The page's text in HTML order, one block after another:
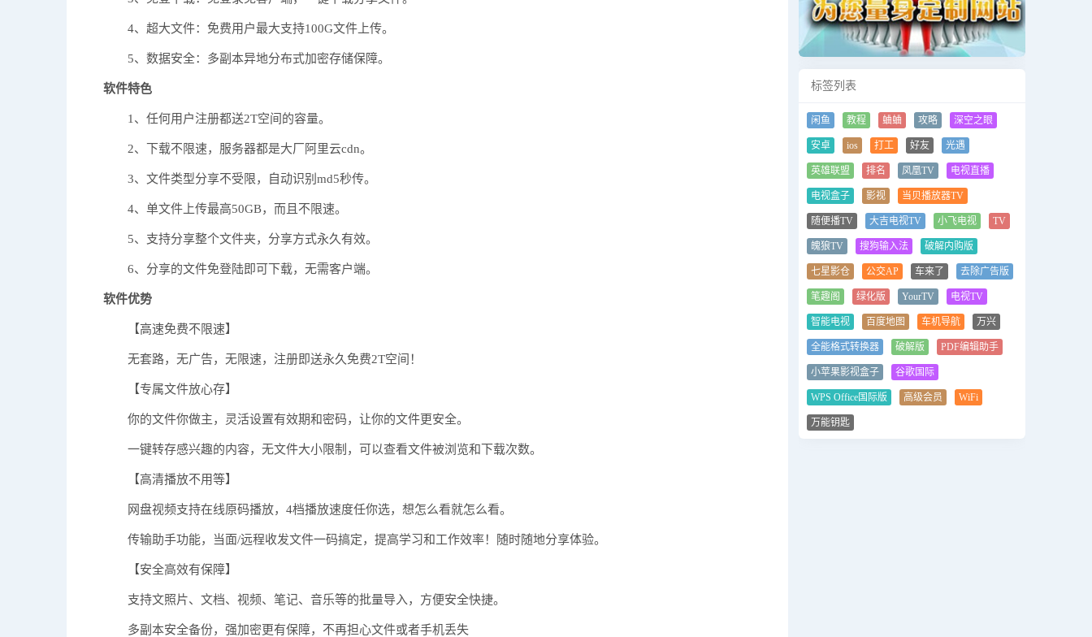
4、超大文件：免费用户最大支持100G文件上传。
5、数据安全：多副本异地分布式加密存储保障。
软件特色
1、任何用户注册都送2T空间的容量。
2、下载不限速，服务器都是大厂阿里云cdn。
3、文件类型分享不受限，自动识别md5秒传。
4、单文件上传最高50GB，而且不限速。
5、支持分享整个文件夹，分享方式永久有效。
6、分享的文件免登陆即可下载，无需客户端。
软件优势
【高速免费不限速】
无套路，无广告，无限速，注册即送永久免费2T空间！
【专属文件放心存】
你的文件你做主，灵活设置有效期和密码，让你的文件更安全。
一键转存感兴趣的内容，无文件大小限制，可以查看文件被浏览和下载次数。
【高清播放不用等】
网盘视频支持在线原码播放，4档播放速度任你选，想怎么看就怎么看。
传输助手功能，当面/远程收发文件一码搞定，提高学习和工作效率！随时随地分享体验。
【安全高效有保障】
支持文照片、文档、视频、笔记、音乐等的批量导入，方便安全快捷。
多副本安全备份，强加密更有保障，不再担心文件或者手机丢失
标签列表
闲鱼 教程 蛐蛐 攻略 深空之眼
安卓 ios 打工 好友 光遇
英雄联盟 排名 凤凰TV 电视直播
电视盒子 影视 当贝播放器TV
随便播TV 大吉电视TV 小飞电视 TV
魄狼TV 搜狗输入法 破解内购版
七星影仓 公交AP 车来了 去除广告版
笔趣阁 绿化版 YourTV 电视TV
智能电视 百度地图 车机导航 万兴
全能格式转换器 破解版 PDF编辑助手
小苹果影视盒子 谷歌国际
WPS Office国际版 高级会员 WiFi
万能钥匙